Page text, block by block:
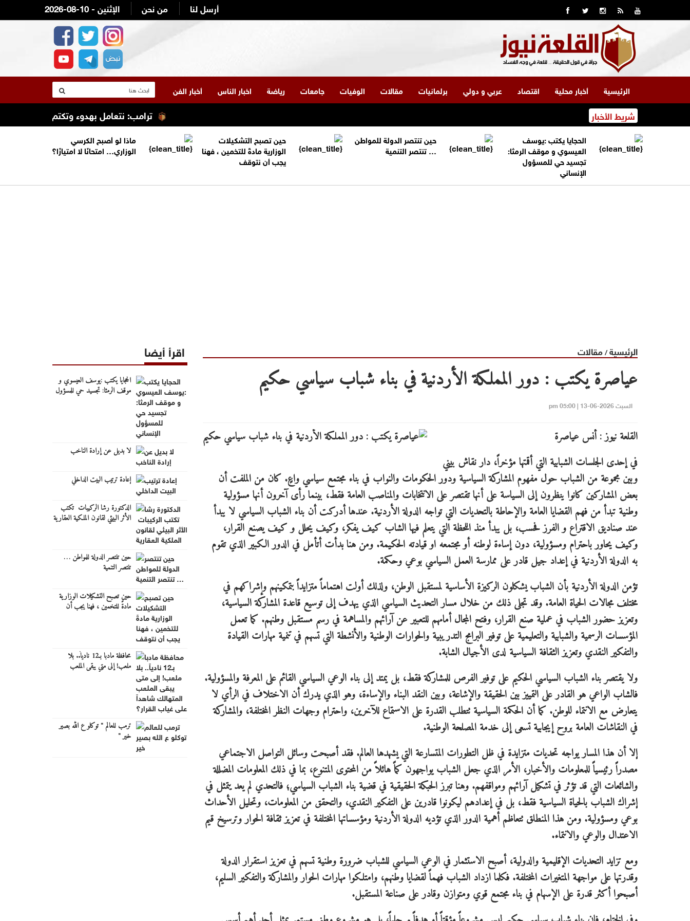
2026-08-10 - الإثنين من نحن أرسل لنا
الرئيسية أخبار محلية اقتصاد عربي و دولي برلمانيات مقالات الوفيات جامعات رياضة اخبار الناس أخبار الفن
شريط الأخبار ترامب: نتعامل بهدوء وتكتم مع إيران
الحجايا يكتب :يوسف
العيسوي و موقف الرمثا:
تجسيد حي للمسؤول
الإنساني
حين تنتصر الدولة للمواطن
… تنتصر التنمية
حين تصبح التشكيلات
الوزارية مادةً للتخمين ، فهنا
يجب أن نتوقف
ماذا لو أصبح الكرسي
الوزاري… امتحانًا لا امتيازًا؟
الرئيسية/مقالات
عياصرة يكتب : دور المملكة الأردنية في بناء شباب سياسي حكيم
السبت 2026-06-13 | 05:00 pm
القلعة نيوز : أنس عياصرة
في إحدى الجلسات الشبابية التي أقمتها مؤخراً، دار نقاش بيني
وبين مجموعة من الشباب حول مفهوم المشاركة السياسية ودور الحكومات والنواب في بناء مجتمع سياسي واعٍ. كان من الملفت أن
بعض المشاركين كانوا ينظرون إلى السياسة على أنها تقتصر على الانتخابات والمناصب العامة فقط، بينما رأى آخرون أنها مسؤولية
وطنية تبدأ من فهم القضايا العامة والإحاطة بالتحديات التي تواجه الدولة الأردنية. عندها أدركت أن بناء الشباب السياسي لا يبدأ
عند صناديق الاقتراع و الفرز فحسب، بل يبدأ منذ اللحظة التي يتعلم فيها الشاب كيف يفكر، وكيف يحلل و كيف يصنع القرار،
وكيف يحاور باحترام ومسؤولية، دون إساءة لوطنه أو مجتمعه او قيادته الحكيمة. ومن هنا بدأت أتأمل في الدور الكبير الذي تقوم
به الدولة الأردنية في إعداد جيل قادر على ممارسة العمل السياسي بوعي وحكمة.
تؤمن الدولة الأردنية بأن الشباب يشكلون الركيزة الأساسية لمستقبل الوطن، ولذلك أولت اهتماماً متزايداً بتمكينهم وإشراكهم في
مختلف مجالات الحياة العامة. وقد تجلى ذلك من خلال مسار التحديث السياسي الذي يهدف إلى توسيع قاعدة المشاركة السياسية،
وتعزيز حضور الشباب في عملية صنع القرار، وفتح المجال أمامهم للتعبير عن آرائهم والمساهمة في رسم مستقبل وطنهم. كما تعمل
المؤسسات الرسمية والشبابية والتعليمية على توفير البرامج التدريبية والحوارات الوطنية والأنشطة التي تسهم في تنمية مهارات القيادة
والتفكير النقدي وتعزيز الثقافة السياسية لدى الأجيال الشابة.
ولا يقتصر بناء الشباب السياسي الحكيم على توفير الفرص للمشاركة فقط، بل يمتد إلى بناء الوعي السياسي القائم على المعرفة والمسؤولية.
فالشاب الواعي هو القادر على التمييز بين الحقيقة والإشاعة، وبين النقد البناء والإساءة، وهو الذي يدرك أن الاختلاف في الرأي لا
يتعارض مع الانتماء للوطن. كما أن الحكمة السياسية تتطلب القدرة على الاستماع للآخرين، واحترام وجهات النظر المختلفة، والمشاركة
في النقاشات العامة بروح إيجابية تسعى إلى خدمة المصلحة الوطنية.
إلا أن هذا المسار يواجه تحديات متزايدة في ظل التطورات المتسارعة التي يشهدها العالم. فقد أصبحت وسائل التواصل الاجتماعي
مصدراً رئيسياً للمعلومات والأخبار، الأمر الذي جعل الشباب يواجهون كماً هائلاً من المحتوى المتنوع، بما في ذلك المعلومات المضللة
والشائعات التي قد تؤثر في تشكيل آرائهم ومواقفهم. وهنا تبرز الحبكة الحقيقية في قضية بناء الشباب السياسي؛ فالتحدي لم يعد يتمثل في
إشراك الشباب بالحياة السياسية فقط، بل في إعدادهم ليكونوا قادرين على التفكير النقدي، والتحقق من المعلومات، وتحليل الأحداث
بوعي ومسؤولية. ومن هذا المنطلق تتعاظم أهمية الدور الذي تؤديه الدولة الأردنية ومؤسساتها المختلفة في تعزيز ثقافة الحوار وترسيخ قيم
الاعتدال والوعي والانتماء.
ومع تزايد التحديات الإقليمية والدولية، أصبح الاستثمار في الوعي السياسي للشباب ضرورة وطنية تسهم في تعزيز استقرار الدولة
وقدرتها على مواجهة المتغيرات المختلفة. فكلما ازداد الشباب فهماً لقضايا وطنهم، وامتلكوا مهارات الحوار والمشاركة والتفكير السليم،
أصبحوا أكثر قدرة على الإسهام في بناء مجتمع قوي ومتوازن وقادر على صناعة المستقبل.
اقرأ أيضا
الحجايا يكتب :يوسف العيسوي و
موقف الرمثا: تجسيد حي للمسؤول
لا بديل عن إرادة الناخب
‏إعادة ترتيب البيت الداخلي
الدكتورة رشا الركيبات ‏‎ ‎تكتب
الأثر البيئي لقانون الملكية العقارية
حين تنتصر الدولة للمواطن …
تنتصر التنمية
حين تصبح التشكيلات الوزارية
مادةً للتخمين ، فهنا يجب أن
محافظة مادبا بـ12 نادياً.. بلا
ملعب! إلى متى يبقى الملعب
ترمب للعالم " توكلو ع الله بصير
خير "